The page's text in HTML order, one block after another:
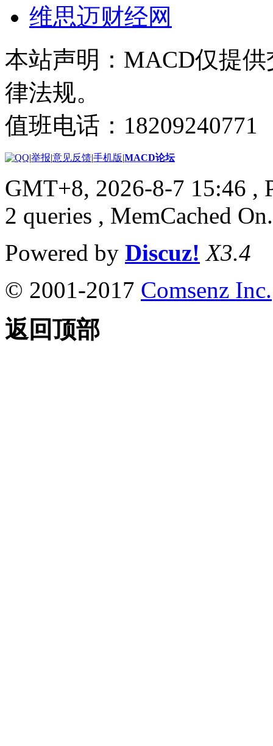
维思迈财经网
本站声明：MACD仅提
律法规。
值班电话：
|举报|意见反馈|手机版|MACD论坛
GMT+8, 2026-8-7 15:46 ,
2 queries , MemCached On.
Powered by Discuz! X3.4
© 2001-2017 Comsenz Inc.
返回顶部